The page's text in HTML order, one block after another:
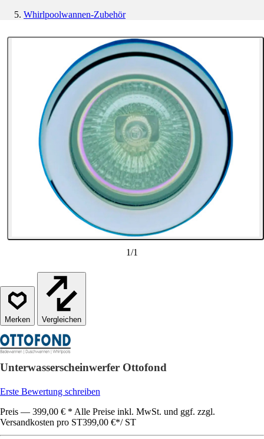
Whirlpoolwannen-Zubehör
1/1
Vergleichen
Unterwasserscheinwerfer Ottofond
Erste Bewertung schreiben
Preis — 399,00 € * Alle Preise inkl. MwSt. und ggf. zzgl.
Versandkosten pro ST399,00 €*/ ST